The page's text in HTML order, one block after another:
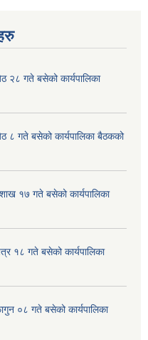
२८ गते बसेको कार्यपालिका
८ गते बसेको कार्यपालिका बैठकको
१७ गते बसेको कार्यपालिका
१८ गते बसेको कार्यपालिका
०८ गते बसेको कार्यपालिका